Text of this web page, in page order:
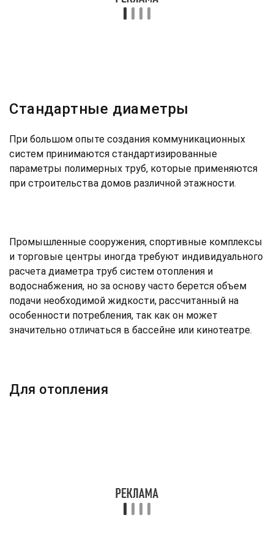
Стандартные диаметры
При большом опыте создания коммуникационных
систем принимаются стандартизированные
параметры полимерных труб, которые применяются
при строительства домов различной этажности.
Промышленные сооружения, спортивные комплексы
и торговые центры иногда требуют индивидуального
расчета диаметра труб систем отопления и
водоснабжения, но за основу часто берется объем
подачи необходимой жидкости, рассчитанный на
особенности потребления, так как он может
значительно отличаться в бассейне или кинотеатре.
Для отопления